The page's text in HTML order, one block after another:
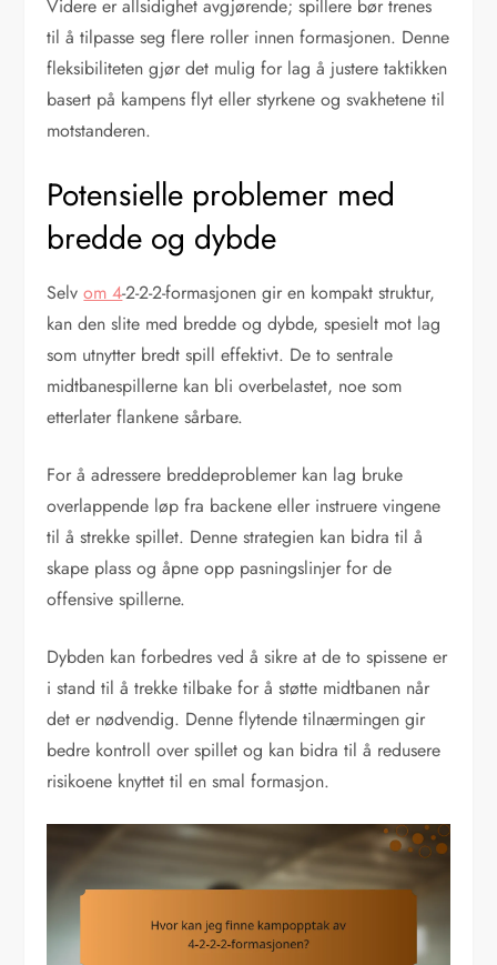
Videre er allsidighet avgjørende; spillere bør trenes
til å tilpasse seg flere roller innen formasjonen. Denne
fleksibiliteten gjør det mulig for lag å justere taktikken
basert på kampens flyt eller styrkene og svakhetene til
motstanderen.
Potensielle problemer med
bredde og dybde
Selvom 4-2-2-2-formasjonen gir en kompakt struktur,
kan den slite med bredde og dybde, spesielt mot lag
som utnytter bredt spill effektivt. De to sentrale
midtbanespillerne kan bli overbelastet, noe som
etterlater flankene sårbare.
For å adressere breddeproblemer kan lag bruke
overlappende løp fra backene eller instruere vingene
til å strekke spillet. Denne strategien kan bidra til å
skape plass og åpne opp pasningslinjer for de
offensive spillerne.
Dybden kan forbedres ved å sikre at de to spissene er
i stand til å trekke tilbake for å støtte midtbanen når
det er nødvendig. Denne flytende tilnærmingen gir
bedre kontroll over spillet og kan bidra til å redusere
risikoene knyttet til en smal formasjon.